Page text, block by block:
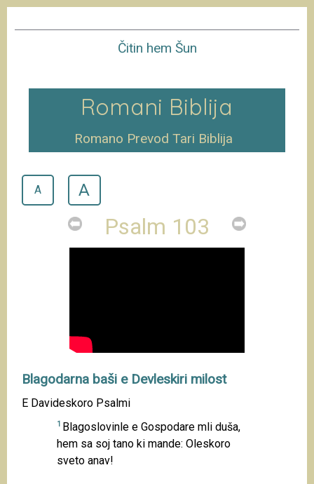
Čitin hem Šun
Romani Biblija
Romano Prevod Tari Biblija
A A
Psalm 103
Blagodarna baši e Devleskiri milost
E Davideskoro Psalmi
1
Blagoslovinle e Gospodare mli duša,
hem sa soj tano ki mande: Oleskoro
sveto anav!